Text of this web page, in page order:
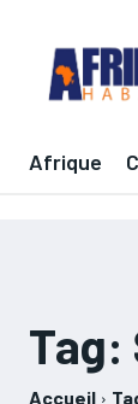
Afrique
Tag:
Accueil